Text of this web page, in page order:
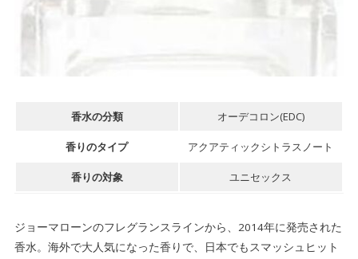
香水の分類 オーデコロン(EDC)
香りのタイプ アクアティックシトラスノート
香りの対象 ユニセックス
ジョーマローンのフレグランスラインから、2014年に発売された
香水。海外で大人気になった香りで、日本でもスマッシュヒット